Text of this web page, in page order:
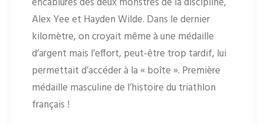
Alex Yee et Hayden Wilde. Dans le dernier
kilomètre, on croyait même à une médaille
d’argent mais l’effort, peut-être trop tardif, lui
permettait d’accéder à la « boîte ». Première
médaille masculine de l’histoire du triathlon
français !